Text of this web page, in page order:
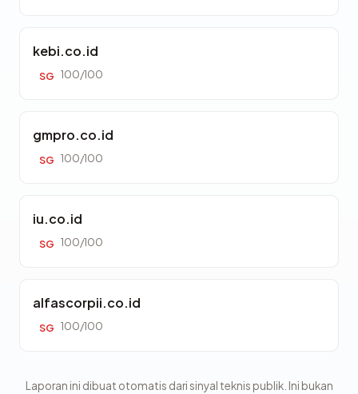
kebi.co.id
SG 100/100
gmpro.co.id
SG 100/100
iu.co.id
SG 100/100
alfascorpii.co.id
SG 100/100
Laporan ini dibuat otomatis dari sinyal teknis publik. Ini bukan